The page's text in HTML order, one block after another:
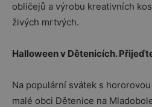
obličejů a výrobu kreativních
živých mrtvých.
Halloween v Dětenicích.
Na populární svátek s
malé obci Dětenice na